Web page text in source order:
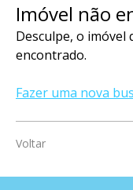
Imóvel não
Desculpe, o
encontrado.
Fazer uma nova
Voltar